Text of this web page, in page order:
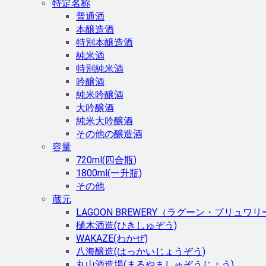
特定名称
普通酒
本醸造酒
特別本醸造酒
純米酒
特別純米酒
吟醸酒
純米吟醸酒
大吟醸酒
純米大吟醸酒
その他の醸造酒
容量
720ml(四合瓶)
1800ml(一升瓶)
その他
蔵元
LAGOON BREWERY（ラグーン・ブリュワリ
樋木酒造(ひきしゅぞう)
WAKAZE(わかぜ)
八海醸造(はっかいじょうぞう)